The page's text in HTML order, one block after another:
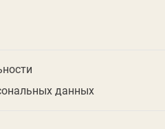
данных